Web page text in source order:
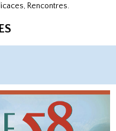
Rencontres.